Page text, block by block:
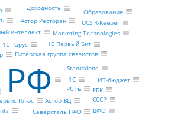
РФ
Питерская группа связистов
Плюс Астор ВЦ
РСТъ
1С
1С Первый Бит
1С-Рарус
Северсталь ПАО
Standalone
Marketing Technologies
интеллект
UCS R-Keeper
Астор Ресторан
ЦФО
СССР
ИТ-бюджет
Образование
Доходность
РБК